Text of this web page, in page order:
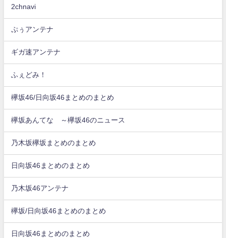
2chnavi
ぷぅアンテナ
ギガ速アンテナ
ふぇどみ！
欅坂46/日向坂46まとめのまとめ
欅坂あんてな ～欅坂46のニュース
乃木坂欅坂まとめのまとめ
日向坂46まとめのまとめ
乃木坂46アンテナ
欅坂/日向坂46まとめのまとめ
日向坂46まとめのまとめ